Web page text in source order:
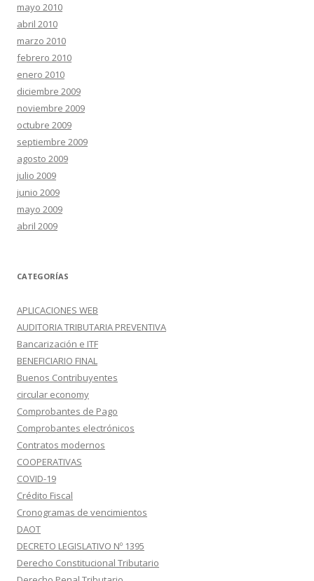
mayo 2010
abril 2010
marzo 2010
febrero 2010
enero 2010
diciembre 2009
noviembre 2009
octubre 2009
septiembre 2009
agosto 2009
julio 2009
junio 2009
mayo 2009
abril 2009
CATEGORÍAS
APLICACIONES WEB
AUDITORIA TRIBUTARIA PREVENTIVA
Bancarización e ITF
BENEFICIARIO FINAL
Buenos Contribuyentes
circular economy
Comprobantes de Pago
Comprobantes electrónicos
Contratos modernos
COOPERATIVAS
COVID-19
Crédito Fiscal
Cronogramas de vencimientos
DAOT
DECRETO LEGISLATIVO Nº 1395
Derecho Constitucional Tributario